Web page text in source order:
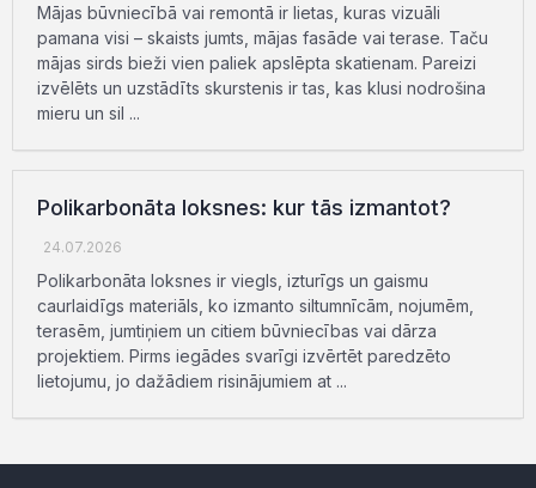
Mājas būvniecībā vai remontā ir lietas, kuras vizuāli
pamana visi – skaists jumts, mājas fasāde vai terase. Taču
mājas sirds bieži vien paliek apslēpta skatienam. Pareizi
izvēlēts un uzstādīts skurstenis ir tas, kas klusi nodrošina
mieru un sil ...
Polikarbonāta loksnes: kur tās izmantot?
24.07.2026
Polikarbonāta loksnes ir viegls, izturīgs un gaismu
caurlaidīgs materiāls, ko izmanto siltumnīcām, nojumēm,
terasēm, jumtiņiem un citiem būvniecības vai dārza
projektiem. Pirms iegādes svarīgi izvērtēt paredzēto
lietojumu, jo dažādiem risinājumiem at ...